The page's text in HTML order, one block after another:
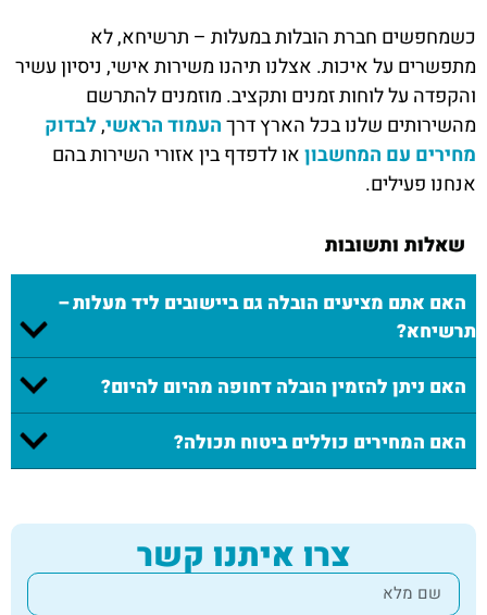
צרו איתנו קשר
כשמחפשים חברת הובלות במעלות – תרשיחא, לא
מתפשרים על איכות. אצלנו תיהנו משירות אישי, ניסיון עשיר
והקפדה על לוחות זמנים ותקציב. מוזמנים להתרשם
מהשירותים שלנו בכל הארץ דרךהעמוד הראשי,לבדוק
מחירים עם המחשבוןאו לדפדף בין אזורי השירות בהם
אנחנו פעילים.
שאלות ותשובות
האם אתם מציעים הובלה גם ביישובים ליד מעלות –
תרשיחא?
האם ניתן להזמין הובלה דחופה מהיום להיום?
האם המחירים כוללים ביטוח תכולה?